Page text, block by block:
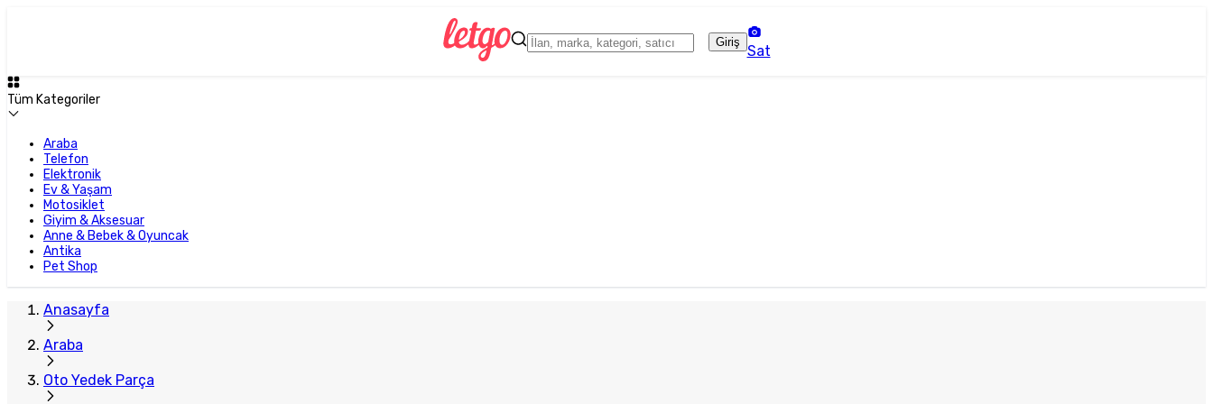
Giriş
Sat
Tüm Kategoriler
Araba
Telefon
Elektronik
Ev & Yaşam
Motosiklet
Giyim & Aksesuar
Anne & Bebek & Oyuncak
Antika
Pet Shop
Anasayfa
Araba
Oto Yedek Parça